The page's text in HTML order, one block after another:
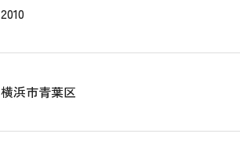
2010
横浜市青葉区